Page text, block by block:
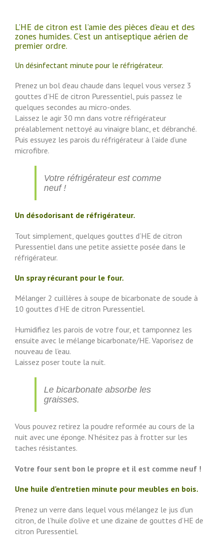
L’HE de citron est l’amie des pièces d’eau et des
zones humides. C’est un antiseptique aérien de
premier ordre.
Un désinfectant minute pour le réfrigérateur.
Prenez un bol d’eau chaude dans lequel vous versez 3
gouttes d’HE de citron Puressentiel, puis passez le
quelques secondes au micro-ondes.
Laissez le agir 30 mn dans votre réfrigérateur
préalablement nettoyé au vinaigre blanc, et débranché.
Puis essuyez les parois du réfrigérateur à l’aide d’une
microfibre.
Votre réfrigérateur est comme
neuf !
Un désodorisant de réfrigérateur.
Tout simplement, quelques gouttes d’HE de citron
Puressentiel dans une petite assiette posée dans le
réfrigérateur.
Un spray récurant pour le four.
Mélanger 2 cuillères à soupe de bicarbonate de soude à
10 gouttes d’HE de citron Puressentiel.
Humidifiez les parois de votre four, et tamponnez les
ensuite avec le mélange bicarbonate/HE. Vaporisez de
nouveau de l’eau.
Laissez poser toute la nuit.
Le bicarbonate absorbe les
graisses.
Vous pouvez retirez la poudre reformée au cours de la
nuit avec une éponge. N’hésitez pas à frotter sur les
taches résistantes.
Votre four sent bon le propre et il est comme neuf !
Une huile d’entretien minute pour meubles en bois.
Prenez un verre dans lequel vous mélangez le jus d’un
citron, de l’huile d’olive et une dizaine de gouttes d’HE de
citron Puressentiel.